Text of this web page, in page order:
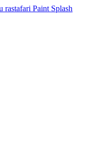
rastafari Paint Splash